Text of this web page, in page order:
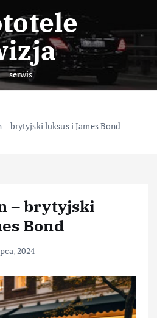
serwis
brytyjski luksus i James Bond
– brytyjski
Bond
2024